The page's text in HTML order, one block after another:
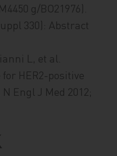
g/BO21976).
330): Abstract
L, et al.
HER2-positive
Engl J Med 2012;